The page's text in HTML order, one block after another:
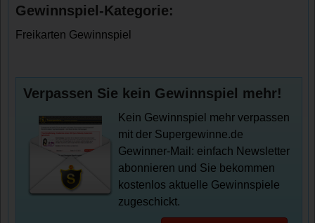
Gewinnspiel-Kategorie:
Freikarten Gewinnspiel
Verpassen Sie kein Gewinnspiel mehr!
Kein Gewinnspiel mehr verpassen
mit der Supergewinne.de
Gewinner-Mail: einfach Newsletter
abonnieren und Sie bekommen
kostenlos aktuelle Gewinnspiele
zugeschickt.